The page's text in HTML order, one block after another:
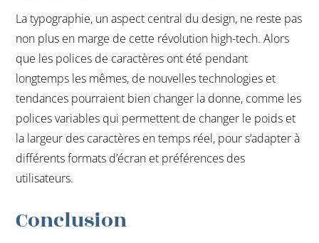
La typographie, un aspect central du design, ne reste pas
non plus en marge de cette révolution high-tech. Alors
que les polices de caractères ont été pendant
longtemps les mêmes, de nouvelles technologies et
tendances pourraient bien changer la donne, comme les
polices variables qui permettent de changer le poids et
la largeur des caractères en temps réel, pour s’adapter à
différents formats d’écran et préférences des
utilisateurs.
Conclusion